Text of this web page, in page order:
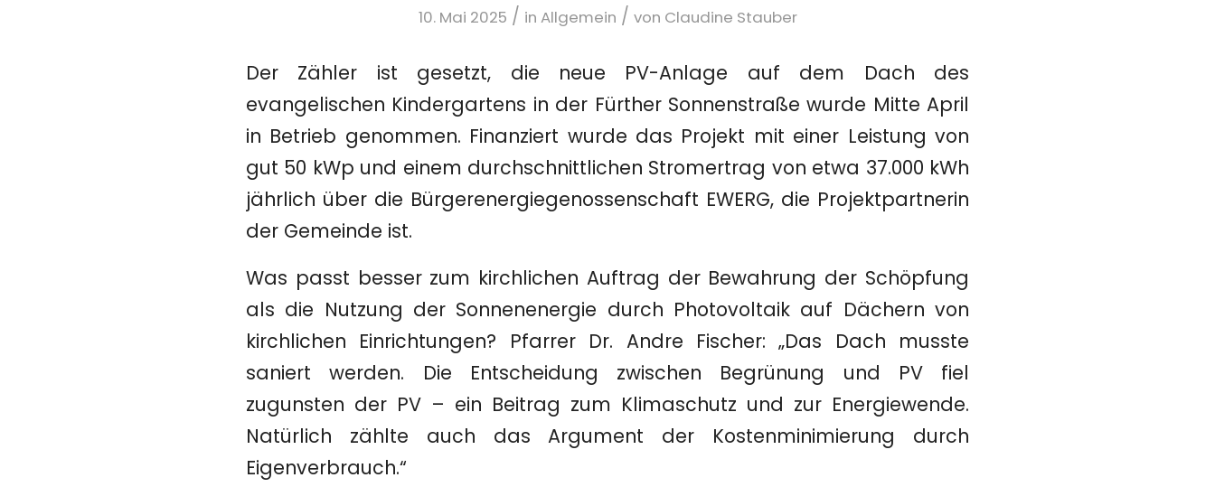
10. Mai 2025 / in Allgemein / von Claudine Stauber
Der Zähler ist gesetzt, die neue PV-Anlage auf dem Dach des
evangelischen Kindergartens in der Fürther Sonnenstraße wurde Mitte April
in Betrieb genommen. Finanziert wurde das Projekt mit einer Leistung von
gut 50 kWp und einem durchschnittlichen Stromertrag von etwa 37.000 kWh
jährlich über die Bürgerenergiegenossenschaft EWERG, die Projektpartnerin
der Gemeinde ist.
Was passt besser zum kirchlichen Auftrag der Bewahrung der Schöpfung
als die Nutzung der Sonnenenergie durch Photovoltaik auf Dächern von
kirchlichen Einrichtungen? Pfarrer Dr. Andre Fischer: „Das Dach musste
saniert werden. Die Entscheidung zwischen Begrünung und PV fiel
zugunsten der PV – ein Beitrag zum Klimaschutz und zur Energiewende.
Natürlich zählte auch das Argument der Kostenminimierung durch
Eigenverbrauch.“